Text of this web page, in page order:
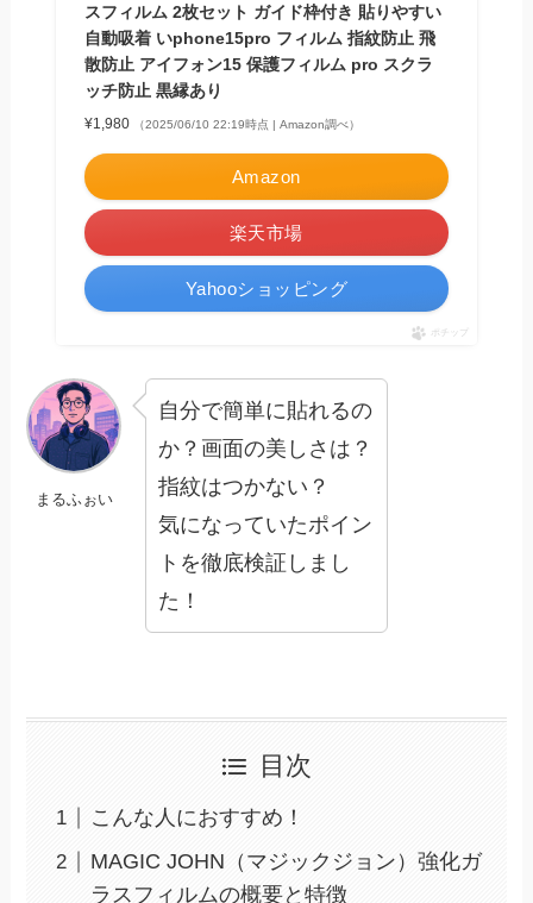
スフィルム 2枚セット ガイド枠付き 貼りやすい
自動吸着 いphone15pro フィルム 指紋防止 飛
散防止 アイフォン15 保護フィルム pro スクラ
ッチ防止 黒縁あり
¥1,980 （2025/06/10 22:19時点 | Amazon調べ）
Amazon
楽天市場
Yahooショッピング
ポチップ
まるふぉい
自分で簡単に貼れるの
か？画面の美しさは？
指紋はつかない？
気になっていたポイン
トを徹底検証しまし
た！
目次
こんな人におすすめ！
MAGIC JOHN（マジックジョン）強化ガ
ラスフィルムの概要と特徴